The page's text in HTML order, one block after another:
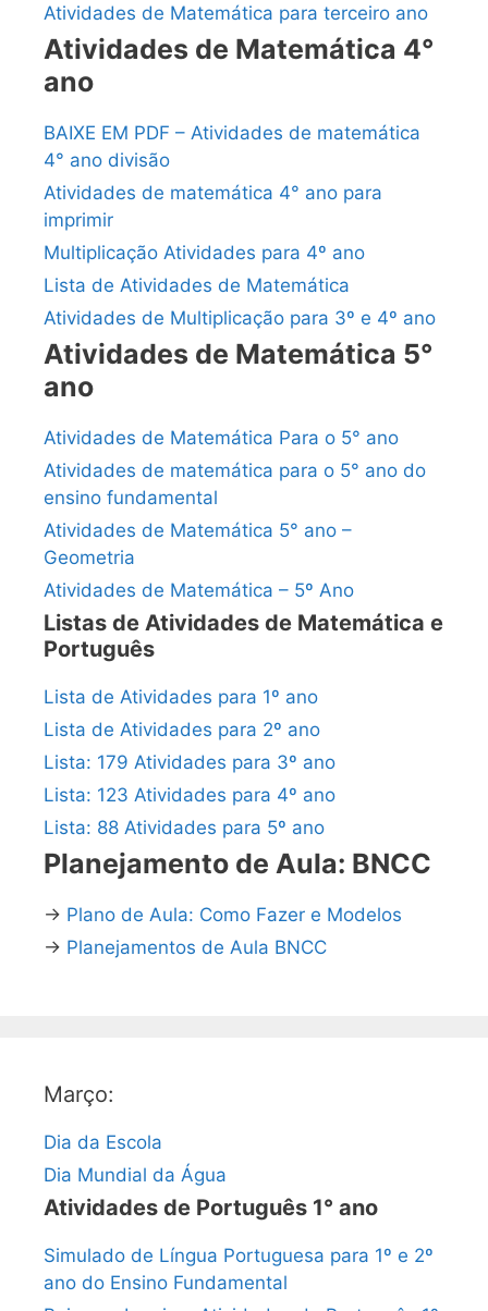
Atividades de Matemática para terceiro ano
Atividades de Matemática 4°
ano
BAIXE EM PDF – Atividades de matemática
4° ano divisão
Atividades de matemática 4° ano para
imprimir
Multiplicação Atividades para 4º ano
Lista de Atividades de Matemática
Atividades de Multiplicação para 3º e 4º ano
Atividades de Matemática 5°
ano
Atividades de Matemática Para o 5° ano
Atividades de matemática para o 5° ano do
ensino fundamental
Atividades de Matemática 5° ano –
Geometria
Atividades de Matemática – 5º Ano
Listas de Atividades de Matemática e
Português
Lista de Atividades para 1º ano
Lista de Atividades para 2º ano
Lista: 179 Atividades para 3º ano
Lista: 123 Atividades para 4º ano
Lista: 88 Atividades para 5º ano
Planejamento de Aula: BNCC
→ Plano de Aula: Como Fazer e Modelos
→ Planejamentos de Aula BNCC
Março:
Dia da Escola
Dia Mundial da Água
Atividades de Português 1° ano
Simulado de Língua Portuguesa para 1º e 2º
ano do Ensino Fundamental